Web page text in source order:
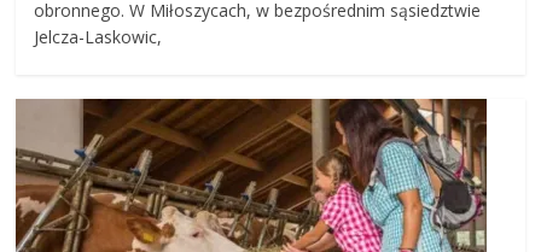
obronnego. W Miłoszycach, w bezpośrednim sąsiedztwie
Jelcza-Laskowic,